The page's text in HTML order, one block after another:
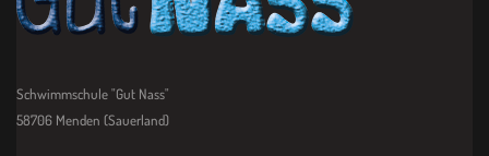
Schwimmschule "Gut Nass"
58706 Menden (Sauerland)